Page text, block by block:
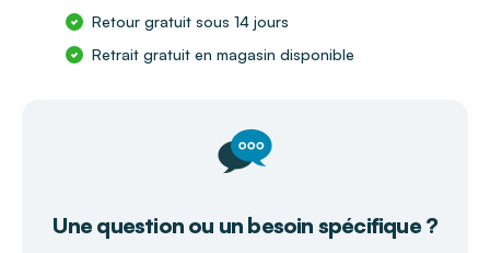
Retour gratuit sous 14 jours
Retrait gratuit en magasin disponible
Une question ou un besoin spécifique ?